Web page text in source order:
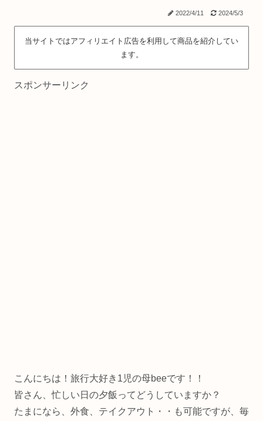
2022/4/11 2024/5/3
当サイトではアフィリエイト広告を利用して商品を紹介してい
ます。
スポンサーリンク
こんにちは！旅行大好き1児の母beeです！！
皆さん、忙しい日の夕飯ってどうしていますか？
たまになら、外食、テイクアウト・・も可能ですが、毎